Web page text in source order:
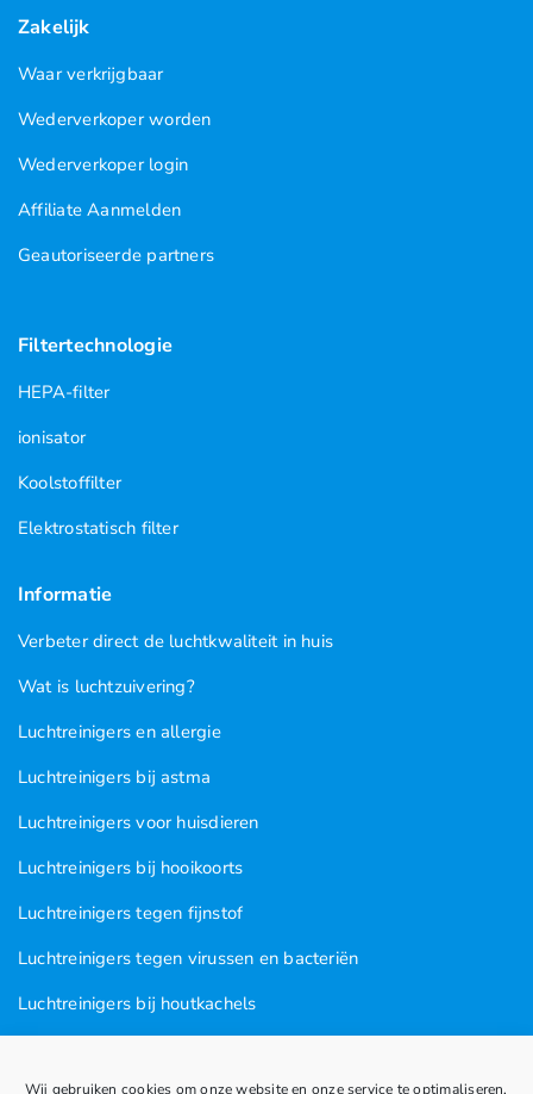
Wij gebruiken cookies om onze website en onze service te optimaliseren.
Zakelijk
Waar verkrijgbaar
Wederverkoper worden
Wederverkoper login
Affiliate Aanmelden
Geautoriseerde partners
Filtertechnologie
HEPA-filter
ionisator
Koolstoffilter
Elektrostatisch filter
Informatie
Verbeter direct de luchtkwaliteit in huis
Wat is luchtzuivering?
Luchtreinigers en allergie
Luchtreinigers bij astma
Luchtreinigers voor huisdieren
Luchtreinigers bij hooikoorts
Luchtreinigers tegen fijnstof
Luchtreinigers tegen virussen en bacteriën
Luchtreinigers bij houtkachels